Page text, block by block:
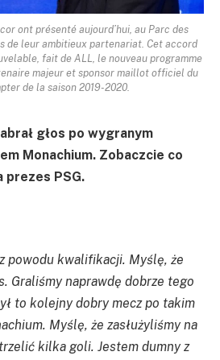
ont présenté aujourd’hui, au Parc des
de leur ambitieux partenariat. Cet accord
fait de ALL, le nouveau programme
majeur et sponsor maillot officiel du
de la saison 2019-2020.
głos po wygranym
Monachium. Zobaczcie co
prezes PSG.
powodu kwalifikacji. Myślę, że
Graliśmy naprawdę dobrze tego
to kolejny dobry mecz po takim
Myślę, że zasłużyliśmy na
kilka goli. Jestem dumny z